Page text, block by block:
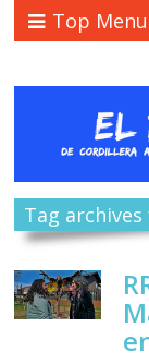
Top Menu
Tag